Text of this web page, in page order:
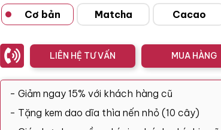
Cơ bản Matcha Cacao
LIÊN HỆ TƯ VẤN MUA HÀNG
- Giảm ngay 15% với khách hàng cũ
- Tặng kem dao dĩa thìa nến nhỏ (10 cây)